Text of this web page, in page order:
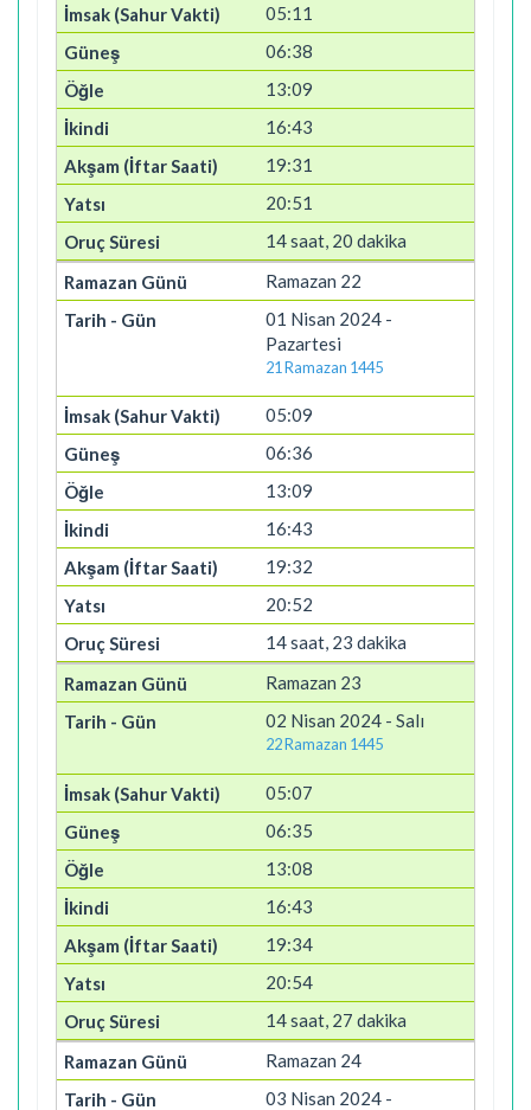
05:11
06:38
13:09
16:43
19:31
20:51
14 saat, 20 dakika
Ramazan 22
01 Nisan 2024 -
Pazartesi
21 Ramazan 1445
05:09
06:36
13:09
16:43
19:32
20:52
14 saat, 23 dakika
Ramazan 23
02 Nisan 2024 - Salı
22 Ramazan 1445
05:07
06:35
13:08
16:43
19:34
20:54
14 saat, 27 dakika
Ramazan 24
03 Nisan 2024 -